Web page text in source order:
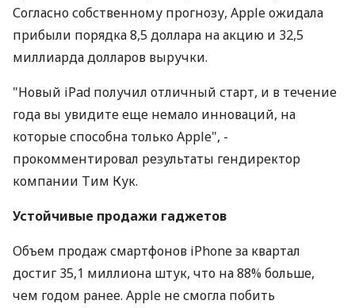
Согласно собственному прогнозу, Apple ожидала
прибыли порядка 8,5 доллара на акцию и 32,5
миллиарда долларов выручки.
"Новый iPad получил отличный старт, и в течение
года вы увидите еще немало инноваций, на
которые способна только Apple", -
прокомментировал результаты гендиректор
компании Тим Кук.
Устойчивые продажи гаджетов
Объем продаж смартфонов iPhone за квартал
достиг 35,1 миллиона штук, что на 88% больше,
чем годом ранее. Apple не смогла побить